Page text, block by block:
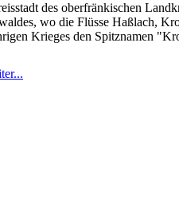
des oberfränkischen
wo die Flüsse Haßlach,
Krieges den Spitznamen